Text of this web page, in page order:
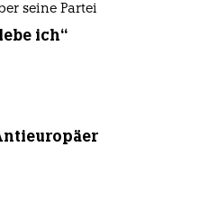
seine Partei
ich“